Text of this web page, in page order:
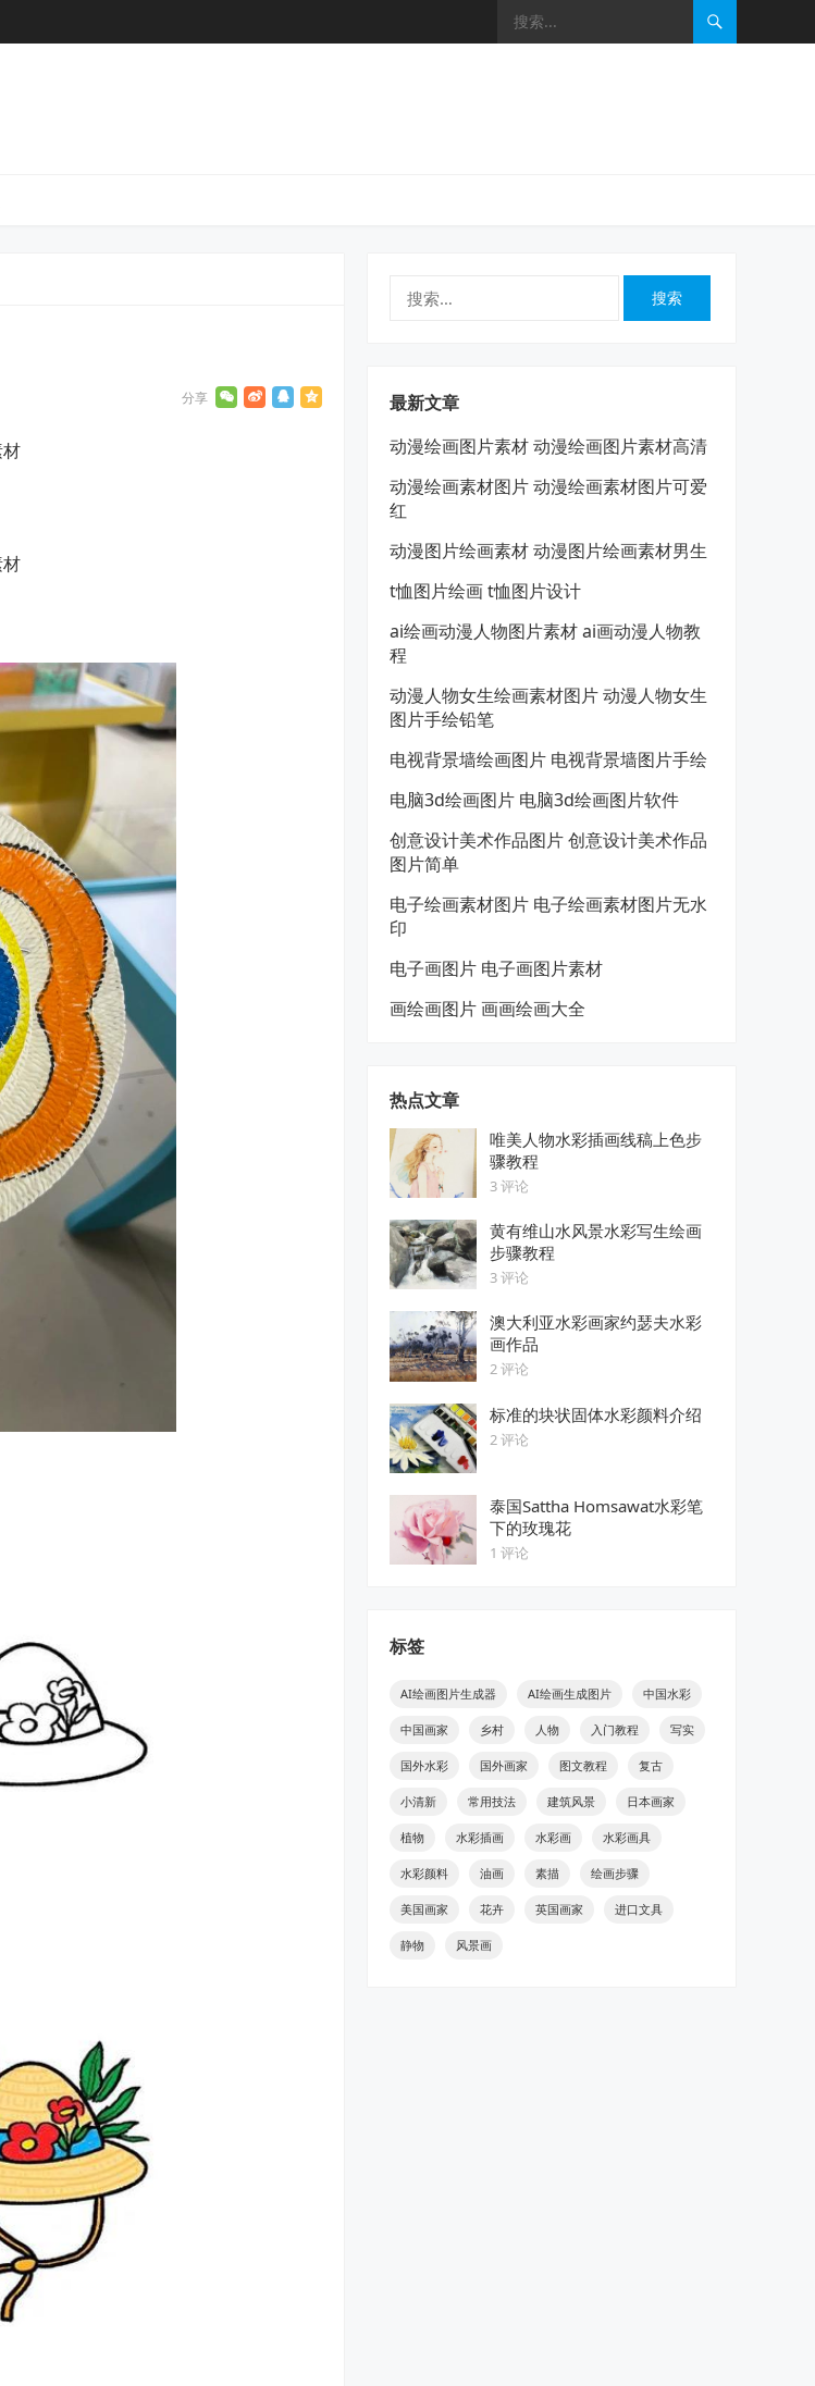
最新文章
动漫绘画图片素材 动漫绘画图片素材高清
动漫绘画素材图片 动漫绘画素材图片可爱
红
动漫图片绘画素材 动漫图片绘画素材男生
t恤图片绘画 t恤图片设计
ai绘画动漫人物图片素材 ai画动漫人物教
程
动漫人物女生绘画素材图片 动漫人物女生
图片手绘铅笔
电视背景墙绘画图片 电视背景墙图片手绘
电脑3d绘画图片 电脑3d绘画图片软件
创意设计美术作品图片 创意设计美术作品
图片简单
电子绘画素材图片 电子绘画素材图片无水
印
电子画图片 电子画图片素材
画绘画图片 画画绘画大全
热点文章
唯美人物水彩插画线稿上色步
骤教程
3 评论
黄有维山水风景水彩写生绘画
步骤教程
3 评论
澳大利亚水彩画家约瑟夫水彩
画作品
2 评论
标准的块状固体水彩颜料介绍
2 评论
泰国Sattha Homsawat水彩笔
下的玫瑰花
1 评论
标签
AI绘画图片生成器 AI绘画生成图片 中国水彩
中国画家 乡村 人物 入门教程 写实
国外水彩 国外画家 图文教程 复古
小清新 常用技法 建筑风景 日本画家
植物 水彩插画 水彩画 水彩画具
水彩颜料 油画 素描 绘画步骤
美国画家 花卉 英国画家 进口文具
静物 风景画